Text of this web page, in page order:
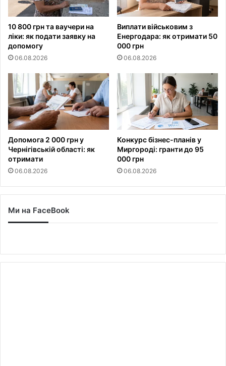
10 800 грн та ваучери на
ліки: як подати заявку на
допомогу
06.08.2026
Виплати військовим з
Енергодара: як отримати 50
000 грн
06.08.2026
Допомога 2 000 грн у
Чернігівській області: як
отримати
06.08.2026
Конкурс бізнес-планів у
Миргороді: гранти до 95
000 грн
06.08.2026
Ми на FaceBook